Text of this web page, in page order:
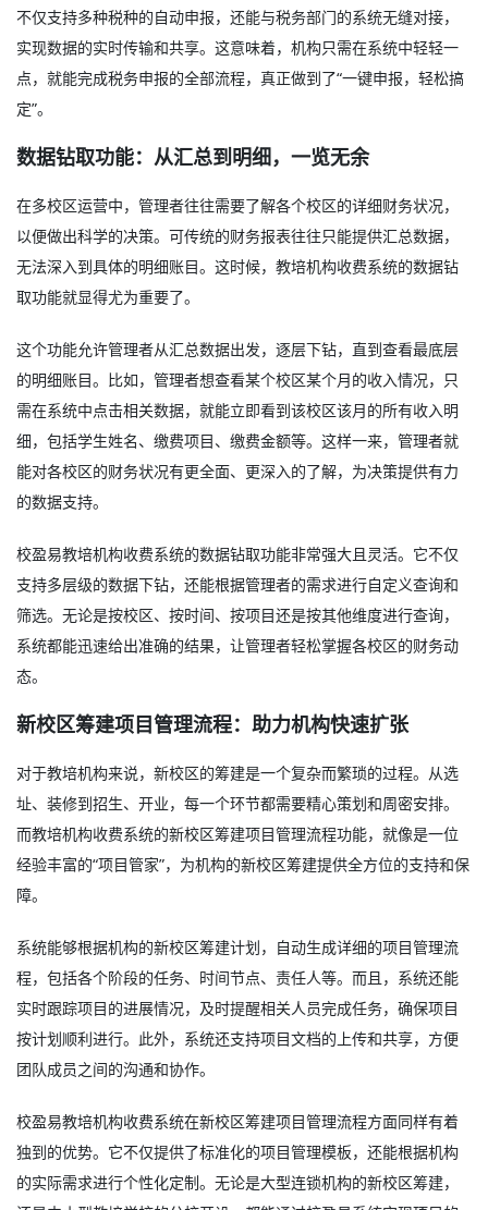
不仅支持多种税种的自动申报，还能与税务部门的系统无缝对接，
实现数据的实时传输和共享。这意味着，机构只需在系统中轻轻一
点，就能完成税务申报的全部流程，真正做到了“一键申报，轻松搞
定”。
数据钻取功能：从汇总到明细，一览无余
在多校区运营中，管理者往往需要了解各个校区的详细财务状况，
以便做出科学的决策。可传统的财务报表往往只能提供汇总数据，
无法深入到具体的明细账目。这时候，教培机构收费系统的数据钻
取功能就显得尤为重要了。
这个功能允许管理者从汇总数据出发，逐层下钻，直到查看最底层
的明细账目。比如，管理者想查看某个校区某个月的收入情况，只
需在系统中点击相关数据，就能立即看到该校区该月的所有收入明
细，包括学生姓名、缴费项目、缴费金额等。这样一来，管理者就
能对各校区的财务状况有更全面、更深入的了解，为决策提供有力
的数据支持。
校盈易教培机构收费系统的数据钻取功能非常强大且灵活。它不仅
支持多层级的数据下钻，还能根据管理者的需求进行自定义查询和
筛选。无论是按校区、按时间、按项目还是按其他维度进行查询，
系统都能迅速给出准确的结果，让管理者轻松掌握各校区的财务动
态。
新校区筹建项目管理流程：助力机构快速扩张
对于教培机构来说，新校区的筹建是一个复杂而繁琐的过程。从选
址、装修到招生、开业，每一个环节都需要精心策划和周密安排。
而教培机构收费系统的新校区筹建项目管理流程功能，就像是一位
经验丰富的“项目管家”，为机构的新校区筹建提供全方位的支持和保
障。
系统能够根据机构的新校区筹建计划，自动生成详细的项目管理流
程，包括各个阶段的任务、时间节点、责任人等。而且，系统还能
实时跟踪项目的进展情况，及时提醒相关人员完成任务，确保项目
按计划顺利进行。此外，系统还支持项目文档的上传和共享，方便
团队成员之间的沟通和协作。
校盈易教培机构收费系统在新校区筹建项目管理流程方面同样有着
独到的优势。它不仅提供了标准化的项目管理模板，还能根据机构
的实际需求进行个性化定制。无论是大型连锁机构的新校区筹建，